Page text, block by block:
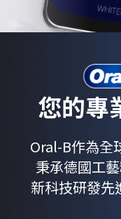
您的專
Oral-B作為全
秉承德國工
新科技研發先